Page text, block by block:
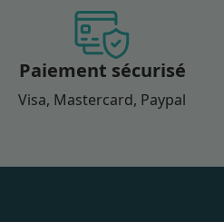
Paiement sécurisé
Visa, Mastercard, Paypal